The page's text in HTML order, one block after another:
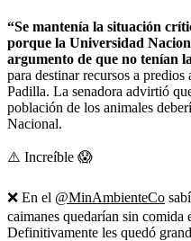
“Se mantenía la situación
porque la Universidad
argumento de que no tenían
para destinar recursos a
Padilla. La senadora advirtió
población de los animales
Nacional.
⚠️ Increíble 😱
❌ En el @MinAmbienteCo
caimanes quedarían sin comida
Definitivamente les quedó